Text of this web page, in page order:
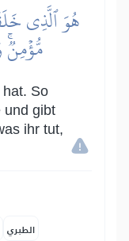
هُوَ ٱلَّذِي
مُّؤۡمِنٞۚ
So
und gibt
ihr tut,
الطبري